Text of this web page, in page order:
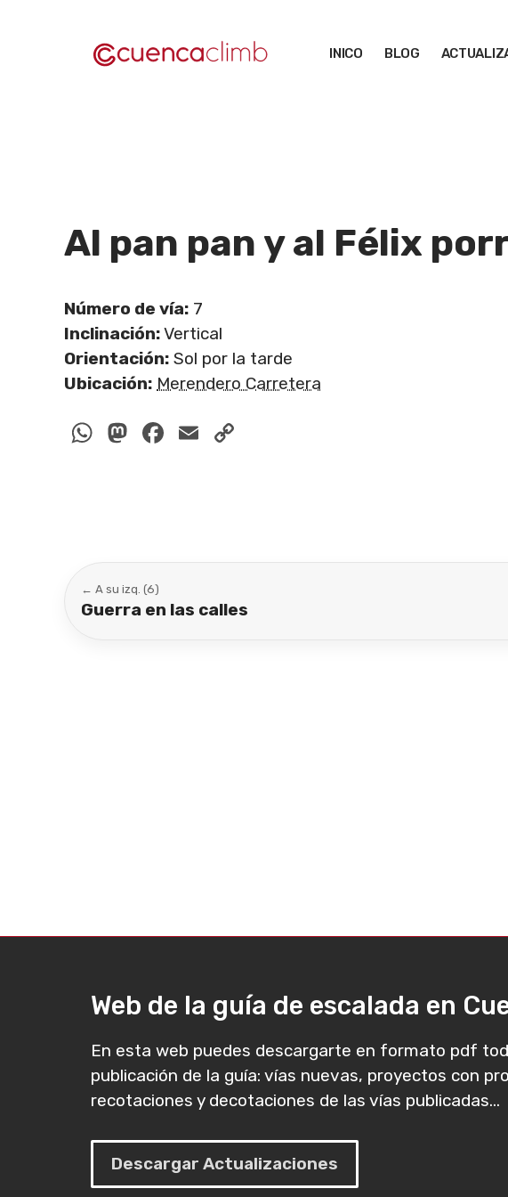
INICO BLOG
Al pan pan y al Félix
Número de vía: 7
Inclinación:Vertical
Orientación: Sol por la tarde
Ubicación: Merendero Carretera
WhatsApp
Mastodon
Facebook
Email
← A su izq. (6)
Guerra en las calles
Web de la guía de escalada en
En esta web puedes descargarte en formato pdf
publicación de la guía: vías nuevas, proyectos con
recotaciones y decotaciones de las vías publicadas...
Descargar Actualizaciones